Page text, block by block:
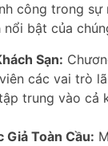
công trong sự
bật của
Sạn:
các vai trò
trung vào cả
Toàn Cầu: